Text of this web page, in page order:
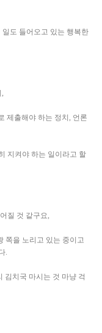
도 들어오고 있는 행복한
제출해야 하는 정치, 언론
지켜야 하는 일이라고 할
질 것 같구요,
쪽을 노리고 있는 중이고
.
김치국 마시는 것 마냥 걱